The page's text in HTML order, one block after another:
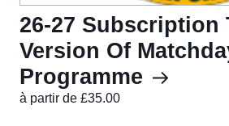
26-27 Subscription
Version Of
Programme
à partir de £35.00